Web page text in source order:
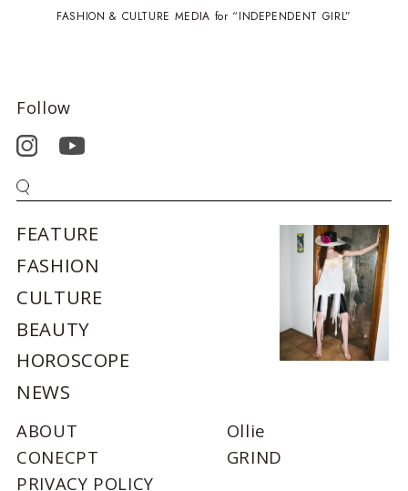
FASHION & CULTURE MEDIA for “INDEPENDENT GIRL”
Follow
FEATURE
FASHION
CULTURE
BEAUTY
HOROSCOPE
NEWS
ABOUT
CONECPT
PRIVACY POLICY
Ollie
GRIND